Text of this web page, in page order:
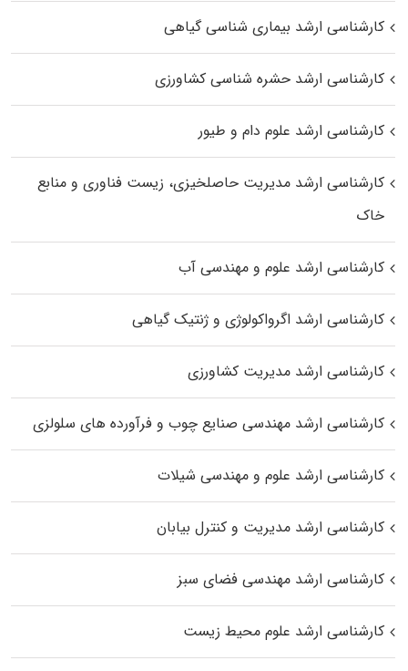
کارشناسی ارشد بیماری‌ شناسی گیاهی
کارشناسی ارشد حشره‌ شناسی کشاورزی
کارشناسی ارشد علوم دام و طیور
کارشناسی ارشد مدیریت حاصلخیزی، زیست فناوری و منابع
خاک
کارشناسی ارشد علوم و مهندسی آب
کارشناسی ارشد اگرواکولوژی و ژنتیک گیاهی
کارشناسی ارشد مدیریت کشاورزی
کارشناسی ارشد مهندسی صنایع چوب و فرآورده‌ های سلولزی
کارشناسی ارشد علوم و مهندسی شیلات
کارشناسی ارشد مدیریت و کنترل بیابان
کارشناسی ارشد مهندسی فضای سبز
کارشناسی ارشد علوم محیط‌ زیست